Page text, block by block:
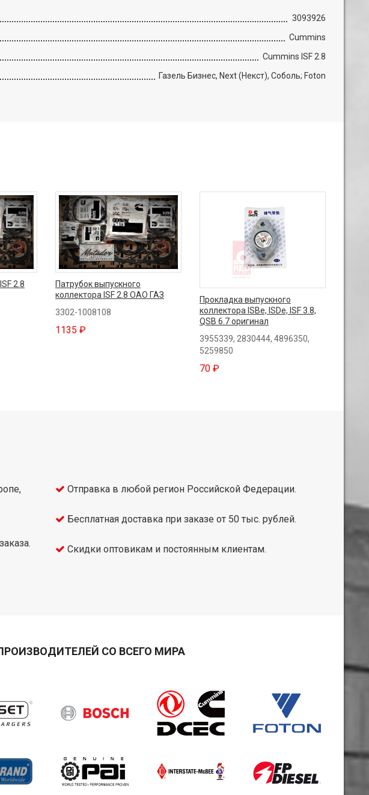
3093926
Cummins
Cummins ISF 2.8
Газель Бизнес, Next (Некст), Соболь; Foton
2.8
Патрубок выпускного
коллектора ISF 2.8 ОАО ГАЗ
3302-1008108
1135 ₽
Прокладка выпускного
коллектора ISBe, ISDe, ISF 3.8,
QSB 6.7 оригинал
3955339, 2830444, 4896350,
5259850
70 ₽
Отправка в любой регион Российской Федерации.
Бесплатная доставка при заказе от 50 тыс. рублей.
Скидки оптовикам и постоянным клиентам.
СО ВСЕГО МИРА